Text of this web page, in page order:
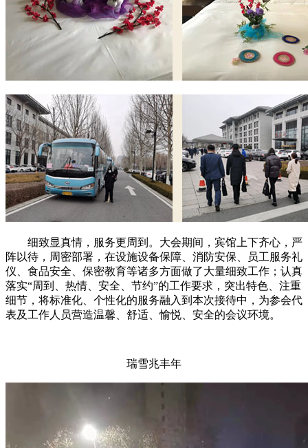
细致显真情，服务更周到。大会期间，宾馆上下齐心，严
阵以待，周密部署，在设施设备保障、消防安保、员工服务礼
仪、食品安全、保密教育等诸多方面做了大量细致工作；认真
落实“周到、热情、安全、节约”的工作要求，突出特色、注重
细节，将标准化、个性化的服务融入到本次接待中，为参会代
表及工作人员营造温馨、舒适、愉悦、安全的会议环境。
瑞雪兆丰年